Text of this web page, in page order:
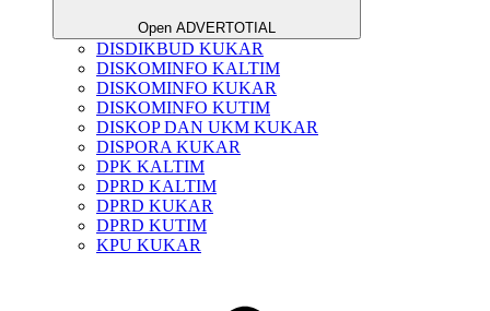
Open ADVERTOTIAL
DISDIKBUD KUKAR
DISKOMINFO KALTIM
DISKOMINFO KUKAR
DISKOMINFO KUTIM
DISKOP DAN UKM KUKAR
DISPORA KUKAR
DPK KALTIM
DPRD KALTIM
DPRD KUKAR
DPRD KUTIM
KPU KUKAR